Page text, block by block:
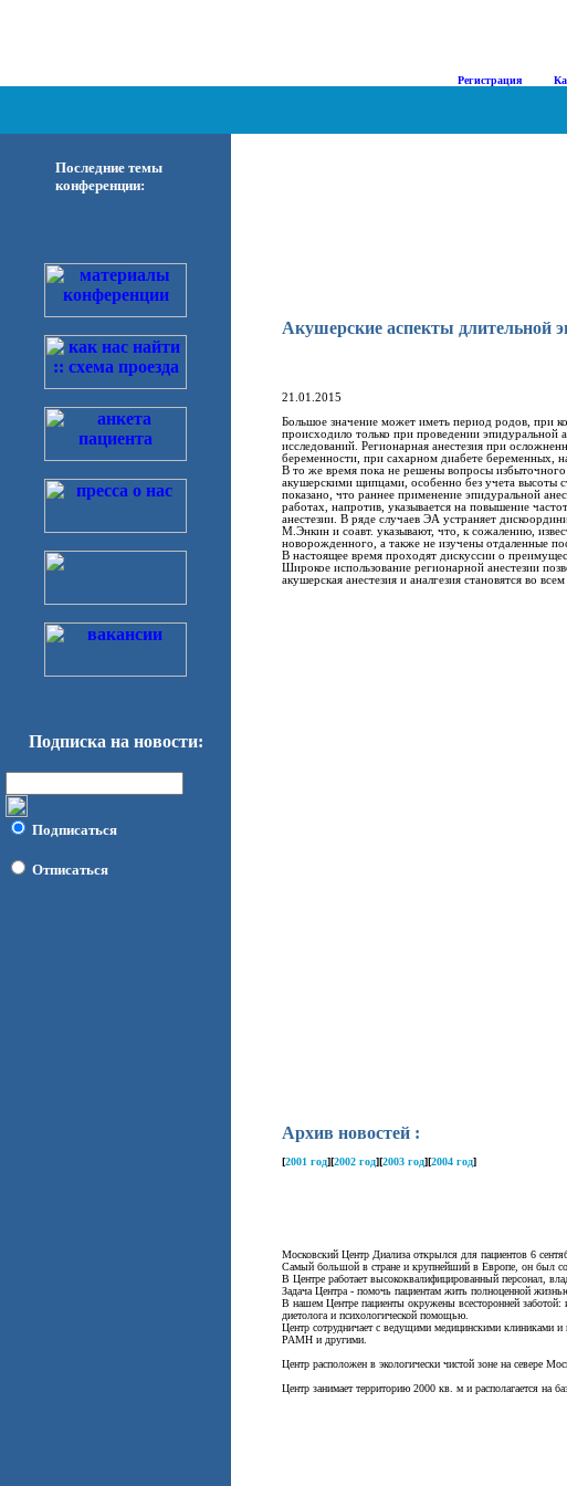
Регистрация
Последние темы
конференции:
Подписка на новости:
Подписаться
Отписаться
Акушерские аспекты длительной
21.01.2015
Большое значение может иметь период родов, при
происходило только при проведении эпидуральной
исследований. Регионарная анестезия при
беременности, при сахарном диабете беременных,
В то же время пока не решены вопросы
акушерскими щипцами, особенно без учета высоты
показано, что раннее применение эпидуральной
работах, напротив, указывается на повышение
анестезии. В ряде случаев ЭА устраняет
М.Энкин и соавт. указывают, что, к сожалению,
новорожденного, а также не изучены отдаленные
В настоящее время проходят дискуссии о
Широкое использование регионарной анестезии
акушерская анестезия и аналгезия становятся во
Архив новостей :
[2001 год][2002 год][2003 год][2004 год]
Московский Центр Диализа открылся для пациентов 6
Самый большой в стране и крупнейший в Европе, он был
В Центре работает высококвалифицированный персонал,
Задача Центра - помочь пациентам жить полноценной
В нашем Центре пациенты окружены всесторонней заботой:
диетолога и психологической помощью.
Центр сотрудничает с ведущими медицинскими клиниками
РАМН и другими.
Центр расположен в экологически чистой зоне на севере
Центр занимает территорию 2000 кв. м и располагается на